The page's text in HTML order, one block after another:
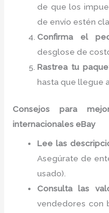
de que los
de envío estén
Confirma el
desglose de
Rastrea tu
hasta que llegue
Consejos para
internacionales eBay
Lee las
Asegúrate de
usado).
Consulta las
vendedores con